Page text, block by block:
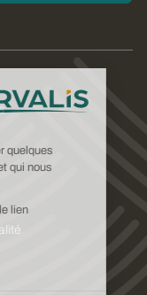
utiliser quelques
et qui nous
sur le lien